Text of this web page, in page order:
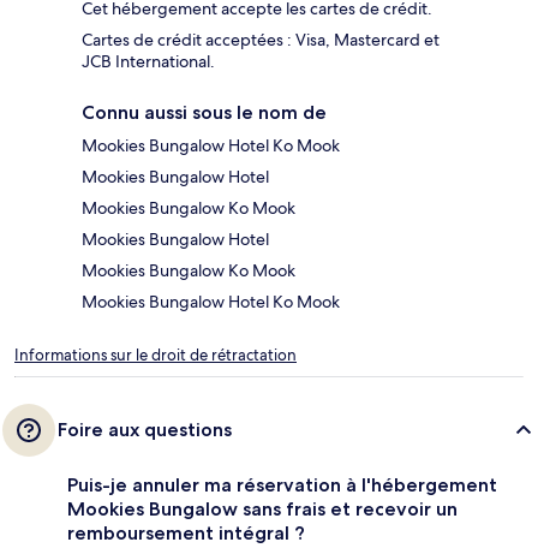
Cet hébergement accepte les cartes de crédit.
Cartes de crédit acceptées : Visa, Mastercard et
JCB International.
Connu aussi sous le nom de
Mookies Bungalow Hotel Ko Mook
Mookies Bungalow Hotel
Mookies Bungalow Ko Mook
Mookies Bungalow Hotel
Mookies Bungalow Ko Mook
Mookies Bungalow Hotel Ko Mook
Informations sur le droit de rétractation
Foire aux questions
Puis-je annuler ma réservation à l'hébergement
Mookies Bungalow sans frais et recevoir un
remboursement intégral ?